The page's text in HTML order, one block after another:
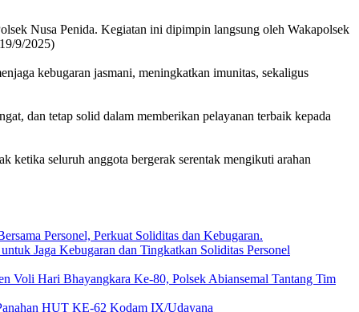
Nusa Penida. Kegiatan ini dipimpin langsung oleh Wakapolsek
9/2025)
kebugaran jasmani, meningkatkan imunitas, sekaligus
dan tetap solid dalam memberikan pelayanan terbaik kepada
ketika seluruh anggota bergerak serentak mengikuti arahan
Personel, Perkuat Soliditas dan Kebugaran.
Jaga Kebugaran dan Tingkatkan Soliditas Personel
Voli Hari Bhayangkara Ke-80, Polsek Abiansemal Tantang Tim
HUT KE-62 Kodam IX/Udayana